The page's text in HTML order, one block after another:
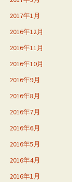
2017年1月
2016年12月
2016年11月
2016年10月
2016年9月
2016年8月
2016年7月
2016年6月
2016年5月
2016年4月
2016年1月